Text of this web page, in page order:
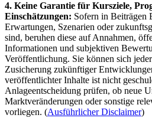
4. Keine Garantie für Kursziele,
Einschätzungen: Sofern in Beiträgen
Erwartungen, Szenarien oder
sind, beruhen diese auf Annahmen,
Informationen und subjektiven
Veröffentlichung. Sie können sich
Zusicherung zukünftiger
veröffentlichter Inhalte ist nicht
Anlageentscheidung prüfen, ob neue
Marktveränderungen oder sonstige
vorliegen. (Ausführlicher Disclaimer)